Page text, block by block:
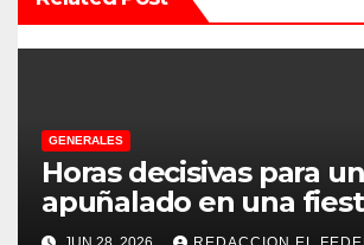
n
e
e
n
GENERALES
Horas decisivas para
apuñalado en una
con más de 500